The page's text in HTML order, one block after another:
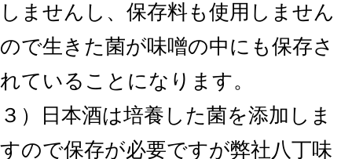
しませんし、保存料も使用しません
ので生きた菌が味噌の中にも保存さ
れていることになります。
３）日本酒は培養した菌を添加しま
すので保存が必要ですが弊社八丁味